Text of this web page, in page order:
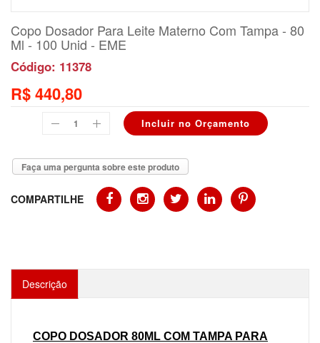
Copo Dosador Para Leite Materno Com Tampa - 80
Ml - 100 Unid - EME
Código: 11378
R$ 440,80
Faça uma pergunta sobre este produto
COMPARTILHE
Descrição
COPO DOSADOR 80ML COM TAMPA PARA